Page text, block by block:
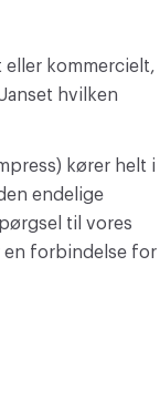
kommercielt,
hvilken
kører helt i
endelige
til vores
forbindelse for